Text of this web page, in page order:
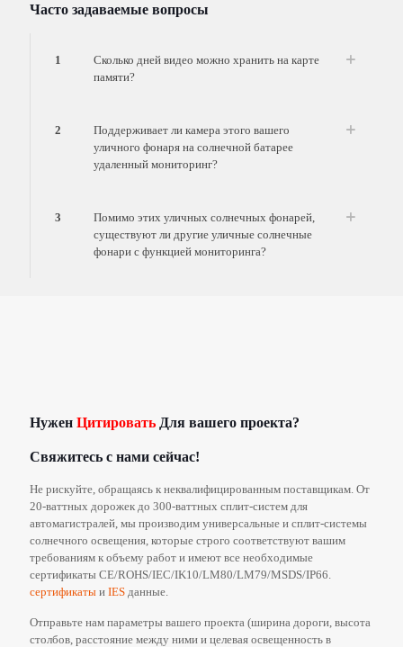
Часто задаваемые вопросы
1
Сколько дней видео можно хранить на карте
памяти?
2
Поддерживает ли камера этого вашего
уличного фонаря на солнечной батарее
удаленный мониторинг?
3
Помимо этих уличных солнечных фонарей,
существуют ли другие уличные солнечные
фонари с функцией мониторинга?
Нужен Цитировать Для вашего проекта?
Свяжитесь с нами сейчас!
Не рискуйте, обращаясь к неквалифицированным поставщикам. От
20-ваттных дорожек до 300-ваттных сплит-систем для
автомагистралей, мы производим универсальные и сплит-системы
солнечного освещения, которые строго соответствуют вашим
требованиям к объему работ и имеют все необходимые
сертификаты CE/ROHS/IEC/IK10/LM80/LM79/MSDS/IP66.
сертификаты и IES данные.
Отправьте нам параметры вашего проекта (ширина дороги, высота
столбов, расстояние между ними и целевая освещенность в